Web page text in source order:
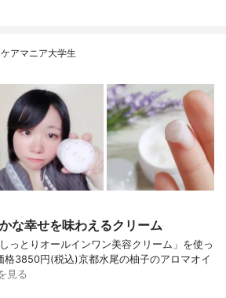
アマニア大学生
な幸せを味わえるクリーム
っとりオールインワン美容クリーム」を使っ
3850円(税込)京都水尾の柚子のアロマオイ
見る